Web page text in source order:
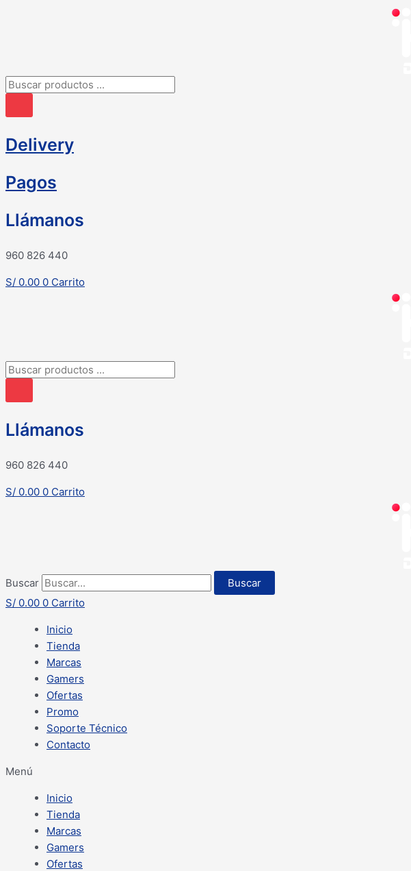
Búsqueda
productos
Delivery
Pagos
Llámanos
960 826 440
S/ 0.00 0 Carrito
Búsqueda
productos
Llámanos
960 826 440
S/ 0.00 0 Carrito
Buscar
Buscar
S/ 0.00 0 Carrito
Inicio
Tienda
Marcas
Gamers
Ofertas
Promo
Soporte Técnico
Contacto
Menú
Inicio
Tienda
Marcas
Gamers
Ofertas